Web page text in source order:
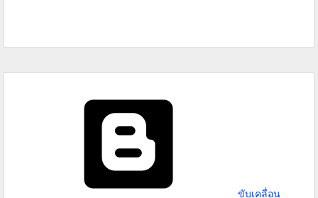
ขับเคลื่อน